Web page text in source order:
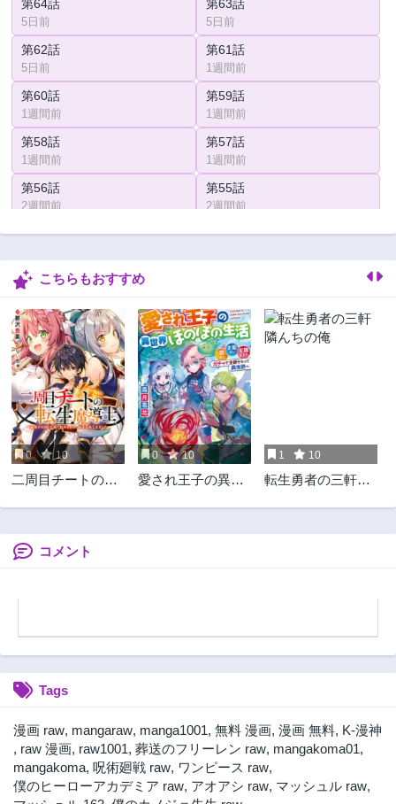
第64話
5日前
第63話
5日前
第62話
5日前
第61話
1週間前
第60話
1週間前
第59話
1週間前
第58話
1週間前
第57話
1週間前
第56話
2週間前
第55話
2週間前
第54話 第53話
第52話
第50話
3週間前
第49話
3週間前
第48話
3週間前
第47話
3週間前
第46話
1ヶ月前
第45話
1ヶ月前
第44話
1ヶ月前
第43話
1ヶ月前
第42話 第41話
第40話
第34話
第32話
1ヶ月前
第31話
2ヶ月前
第30話 第29話
こちらもおすすめ
0 10
二周目チートの転
転生したら、人生
余裕すぎました〜
0 10
愛され王子の異世
1 10
転生勇者の三軒隣
コメント
Tags
漫画 raw, mangaraw, manga1001, 無料 漫画, 漫画 無料, K-漫神
, raw 漫画, raw1001, 葬送のフリーレン raw, mangakoma01,
mangakoma, 呪術廻戦 raw, ワンピース raw,
僕のヒーローアカデミア raw, アオアシ raw, マッシュル raw,